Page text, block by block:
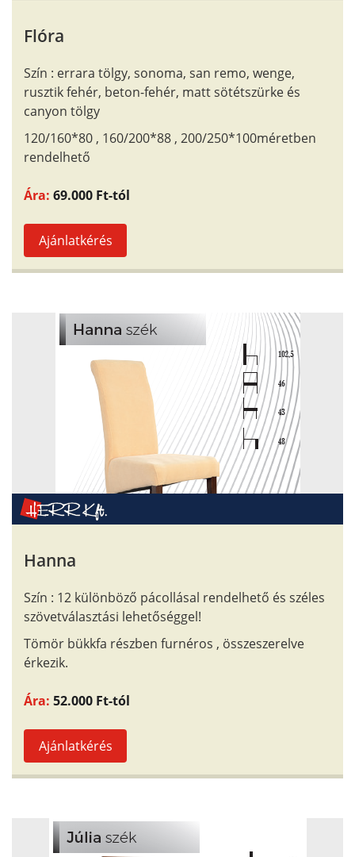
Flóra
Szín : errara tölgy, sonoma, san remo, wenge,
rusztik fehér, beton-fehér, matt sötétszürke és
canyon tölgy
120/160*80 , 160/200*88 , 200/250*100méretben
rendelhető
Ára: 69.000 Ft-tól
Ajánlatkérés
Hanna
Szín : 12 különböző pácollásal rendelhető és széles
szövetválasztási lehetőséggel!
Tömör bükkfa részben furnéros , összeszerelve
érkezik.
Ára: 52.000 Ft-tól
Ajánlatkérés